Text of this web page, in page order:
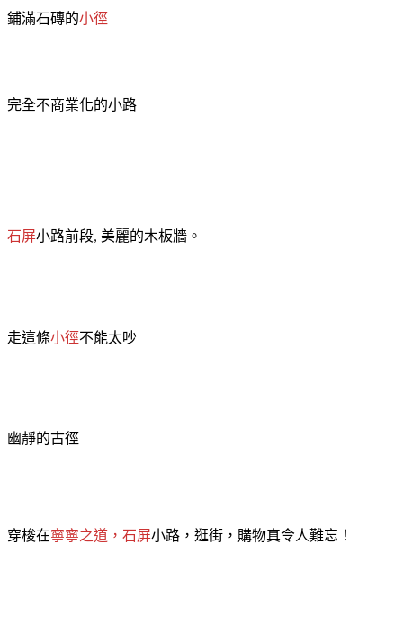
鋪滿石磚的小徑
完全不商業化的小路
石屏小路前段, 美麗的木板牆。
走這條小徑不能太吵
幽靜的古徑
穿梭在寧寧之道，石屏小路，逛街，購物真令人難忘！